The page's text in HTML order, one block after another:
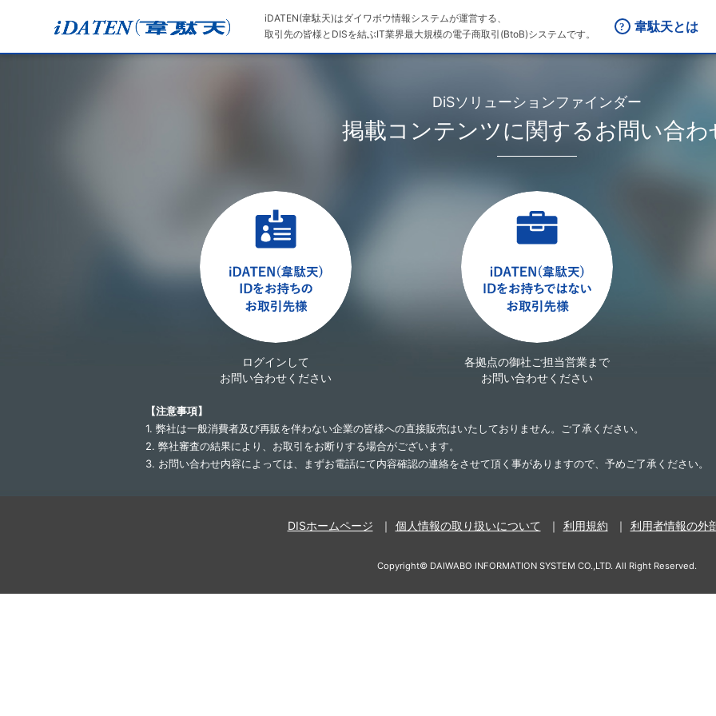
iDATEN(韋駄天)はダイワボウ情報システムが運営する、
取引先の皆様とDISを結ぶIT業界最大規模の電子商取引(BtoB)システムです。
韋駄天とは
DiSソリューションファインダー
掲載コンテンツに関するお問い合わ
ログインして
お問い合わせください
各拠点の御社ご担当営業まで
お問い合わせください
【注意事項】
1. 弊社は一般消費者及び再販を伴わない企業の皆様への直接販売はいたしておりません。ご了承ください。
2. 弊社審査の結果により、お取引をお断りする場合がございます。
3. お問い合わせ内容によっては、まずお電話にて内容確認の連絡をさせて頂く事がありますので、予めご了承ください。
DISホームページ 個人情報の取り扱いについて 利用規約 利用者情報の外
Copyright© DAIWABO INFORMATION SYSTEM CO.,LTD. All Right Reserved.